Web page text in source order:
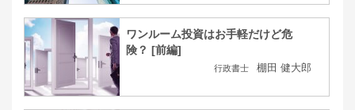
ワンルーム投資はお手軽だけど危
険？ [前編]
行政書士 棚田 健大郎